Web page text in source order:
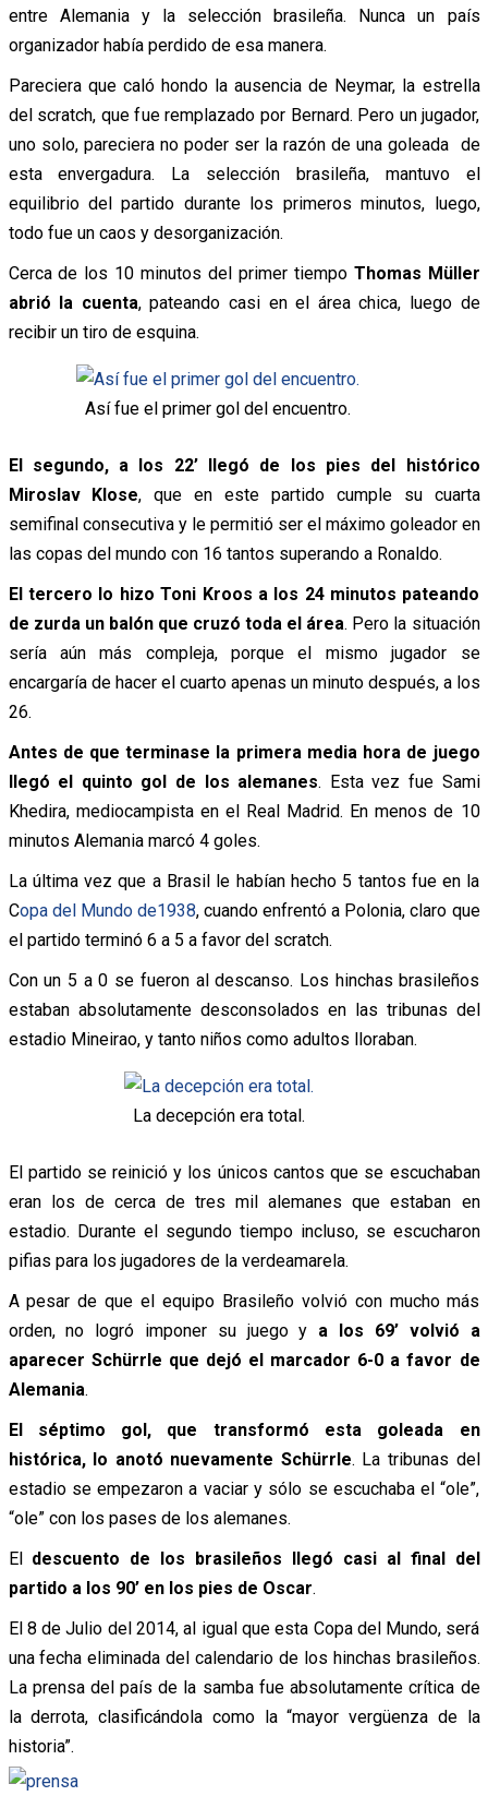
entre Alemania y la selección brasileña. Nunca un país
organizador había perdido de esa manera.
Pareciera que caló hondo la ausencia de Neymar, la estrella
del scratch, que fue remplazado por Bernard. Pero un jugador,
uno solo, pareciera no poder ser la razón de una goleada de
esta envergadura. La selección brasileña, mantuvo el
equilibrio del partido durante los primeros minutos, luego,
todo fue un caos y desorganización.
Cerca de los 10 minutos del primer tiempo Thomas Müller
abrió la cuenta, pateando casi en el área chica, luego de
recibir un tiro de esquina.
Así fue el primer gol del encuentro.
El segundo, a los 22’ llegó de los pies del histórico
Miroslav Klose, que en este partido cumple su cuarta
semifinal consecutiva y le permitió ser el máximo goleador en
las copas del mundo con 16 tantos superando a Ronaldo.
El tercero lo hizo Toni Kroos a los 24 minutos pateando
de zurda un balón que cruzó toda el área. Pero la situación
sería aún más compleja, porque el mismo jugador se
encargaría de hacer el cuarto apenas un minuto después, a los
26.
Antes de que terminase la primera media hora de juego
llegó el quinto gol de los alemanes. Esta vez fue Sami
Khedira, mediocampista en el Real Madrid. En menos de 10
minutos Alemania marcó 4 goles.
La última vez que a Brasil le habían hecho 5 tantos fue en la
Copa del Mundo de1938, cuando enfrentó a Polonia, claro que
el partido terminó 6 a 5 a favor del scratch.
Con un 5 a 0 se fueron al descanso. Los hinchas brasileños
estaban absolutamente desconsolados en las tribunas del
estadio Mineirao, y tanto niños como adultos lloraban.
La decepción era total.
El partido se reinició y los únicos cantos que se escuchaban
eran los de cerca de tres mil alemanes que estaban en
estadio. Durante el segundo tiempo incluso, se escucharon
pifias para los jugadores de la verdeamarela.
A pesar de que el equipo Brasileño volvió con mucho más
orden, no logró imponer su juego y a los 69’ volvió a
aparecer Schürrle que dejó el marcador 6-0 a favor de
Alemania.
El séptimo gol, que transformó esta goleada en
histórica, lo anotó nuevamente Schürrle. La tribunas del
estadio se empezaron a vaciar y sólo se escuchaba el “ole”,
“ole” con los pases de los alemanes.
El descuento de los brasileños llegó casi al final del
partido a los 90’ en los pies de Oscar.
El 8 de Julio del 2014, al igual que esta Copa del Mundo, será
una fecha eliminada del calendario de los hinchas brasileños.
La prensa del país de la samba fue absolutamente crítica de
la derrota, clasificándola como la “mayor vergüenza de la
historia”.